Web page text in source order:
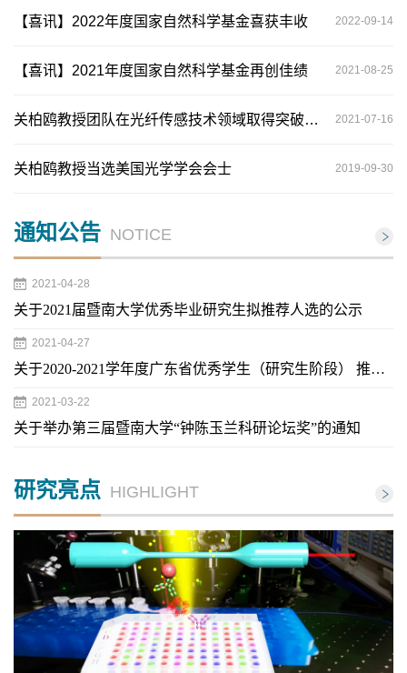
【喜讯】2022年度国家自然科学基金喜获丰收 2022-09-14
【喜讯】2021年度国家自然科学基金再创佳绩 2021-08-25
关柏鸥教授团队在光纤传感技术领域取得突破性进展 2021-07-16
关柏鸥教授当选美国光学学会会士 2019-09-30
通知公告 NOTICE
2021-04-28
关于2021届暨南大学优秀毕业研究生拟推荐人选的公示
2021-04-27
关于2020-2021学年度广东省优秀学生（研究生阶段） 推荐人选的公示
2021-03-22
关于举办第三届暨南大学“钟陈玉兰科研论坛奖”的通知
研究亮点 HIGHLIGHT